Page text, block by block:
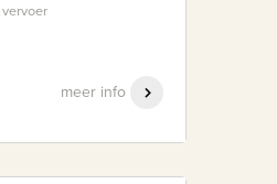
meer info